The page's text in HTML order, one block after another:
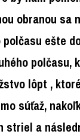
obranou sa
ešte
polčasu,
lôpt ,
súťaž,
a